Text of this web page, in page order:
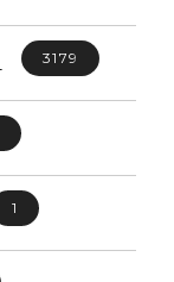
3179
1